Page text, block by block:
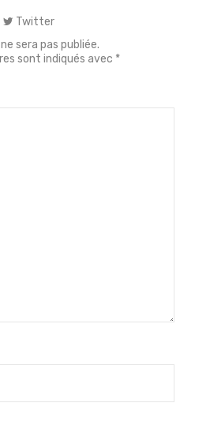
Twitter
sera pas publiée.
sont indiqués avec *